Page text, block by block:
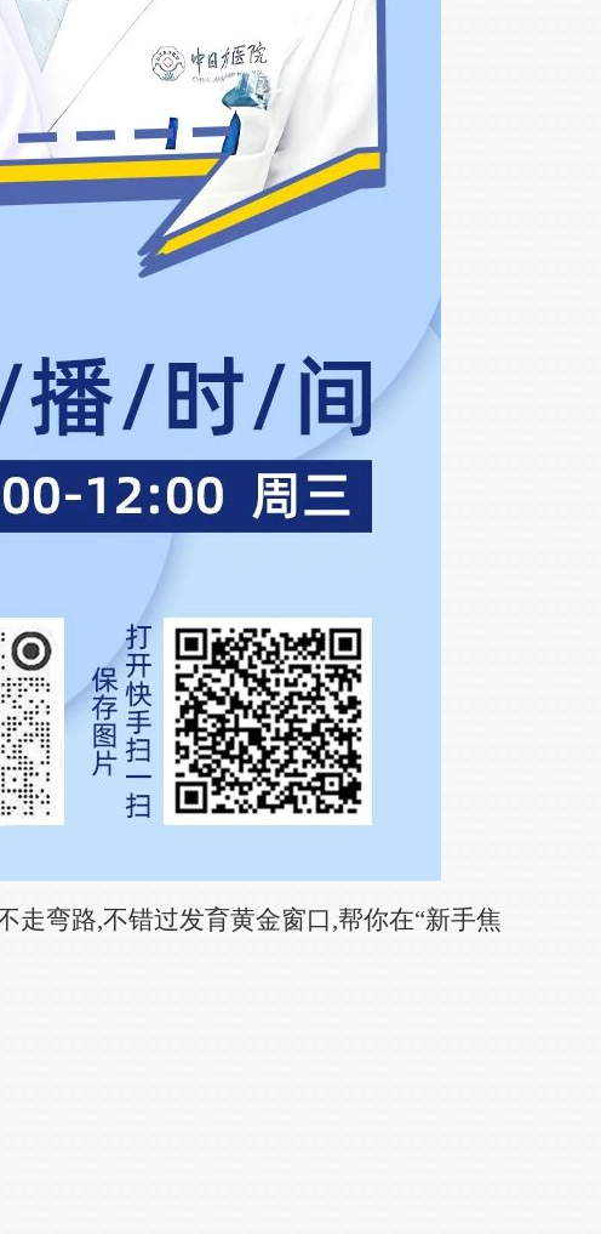
弯路,不错过发育黄金窗口,帮你在“新手焦